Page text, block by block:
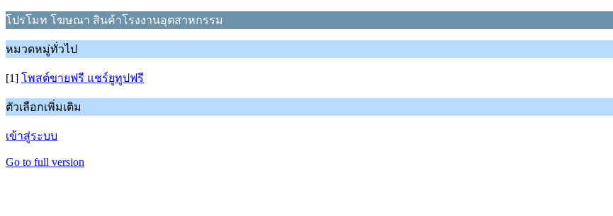
โปรโมท โฆษณา สินค้าโรงงานอุตสาหกรรม
หมวดหมู่ทั่วไป
[1] โพสต์ขายฟรี แชร์ยูทูปฟรี
ตัวเลือกเพิ่มเติม
เข้าสู่ระบบ
Go to full version